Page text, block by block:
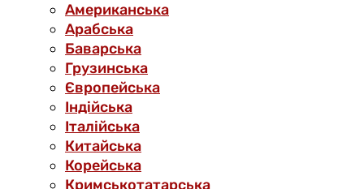
Американська
Арабська
Баварська
Грузинська
Європейська
Індійська
Італійська
Китайська
Корейська
Кримськотатарська